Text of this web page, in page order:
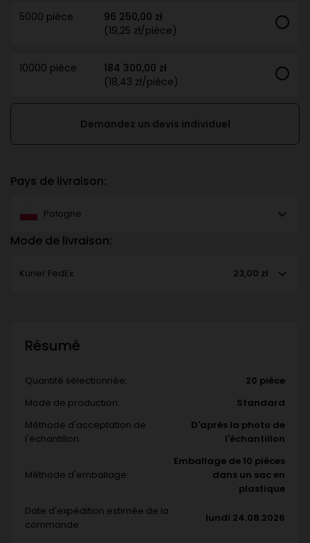
5000 pièce
96 250,00 zł
(19,25 zł/pièce)
10000 pièce
184 300,00 zł
(18,43 zł/pièce)
Demandez un devis individuel
Pays de livraison:
Pologne
Mode de livraison:
Kurier FedEx 23,00 zł
Résumé
Quantité sélectionnée:
20 pièce
Mode de production:
Standard
Méthode d'acceptation de
l'échantillon:
D'après la photo de
l'échantillon
Méthode d'emballage:
Emballage de 10 pièces
dans un sac en
plastique
Date d'expédition estimée de la
commande:
lundi 24.08.2026